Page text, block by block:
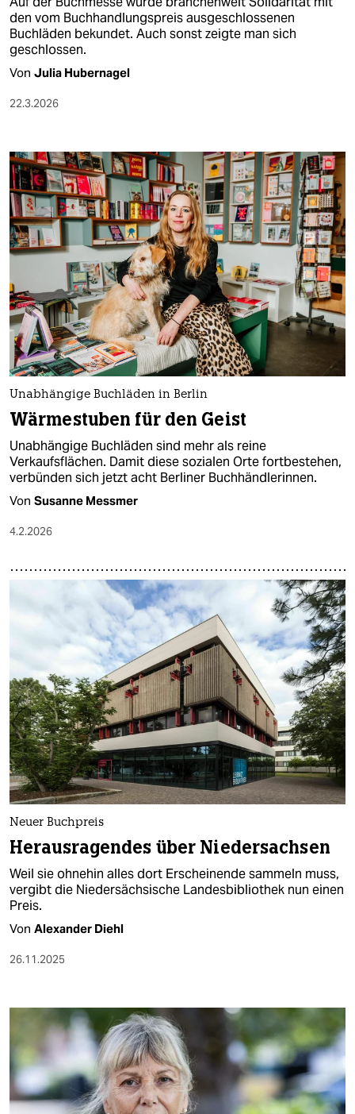
den vom Buchhandlungspreis ausgeschlossenen
Buchläden bekundet. Auch sonst zeigte man sich
geschlossen.
Von Julia Hubernagel
22.3.2026
Unabhängige Buchläden in Berlin
Wärmestuben für den Geist
Unabhängige Buchläden sind mehr als reine
Verkaufsflächen. Damit diese sozialen Orte fortbestehen,
verbünden sich jetzt acht Berliner Buchhändlerinnen.
Von Susanne Messmer
4.2.2026
Neuer Buchpreis
Herausragendes über Niedersachsen
Weil sie ohnehin alles dort Erscheinende sammeln muss,
vergibt die Niedersächsische Landesbibliothek nun einen
Preis.
Von Alexander Diehl
26.11.2025